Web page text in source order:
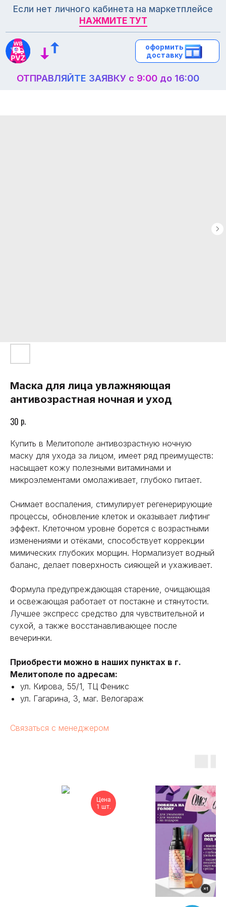
Если нет личного кабинета на маркетплейсе
НАЖМИТЕ ТУТ
оформить
доставку
НАЖМИТЕ ТУТ
оформить
доставку
Маска для лица увлажняющая
антивозрастная ночная и уход
30 р.
Купить в Мелитополе антивозрастную ночную
маску для ухода за лицом, имеет ряд преимуществ:
насыщает кожу полезными витаминами и
микроэлементами омолаживает, глубоко питает.
Снимает воспаления, стимулирует регенерирующие
процессы, обновление клеток и оказывает лифтинг
эффект. Клеточном уровне борется с возрастными
изменениями и отёками, способствует коррекции
мимических глубоких морщин. Нормализует водный
баланс, делает поверхность сияющей и ухаживает.
Формула предупреждающая старение, очищающая
и освежающая работает от постакне и стянутости.
Лучшее экспресс средство для чувствительной и
сухой, а также восстанавливающее после
вечеринки.
Приобрести можно в наших пунктах в г.
Мелитополе по адресам:
ул. Кирова, 55/1, ТЦ Феникс
ул. Гагарина, 3, маг. Велогараж
Связаться с менеджером
Цена
1 шт.